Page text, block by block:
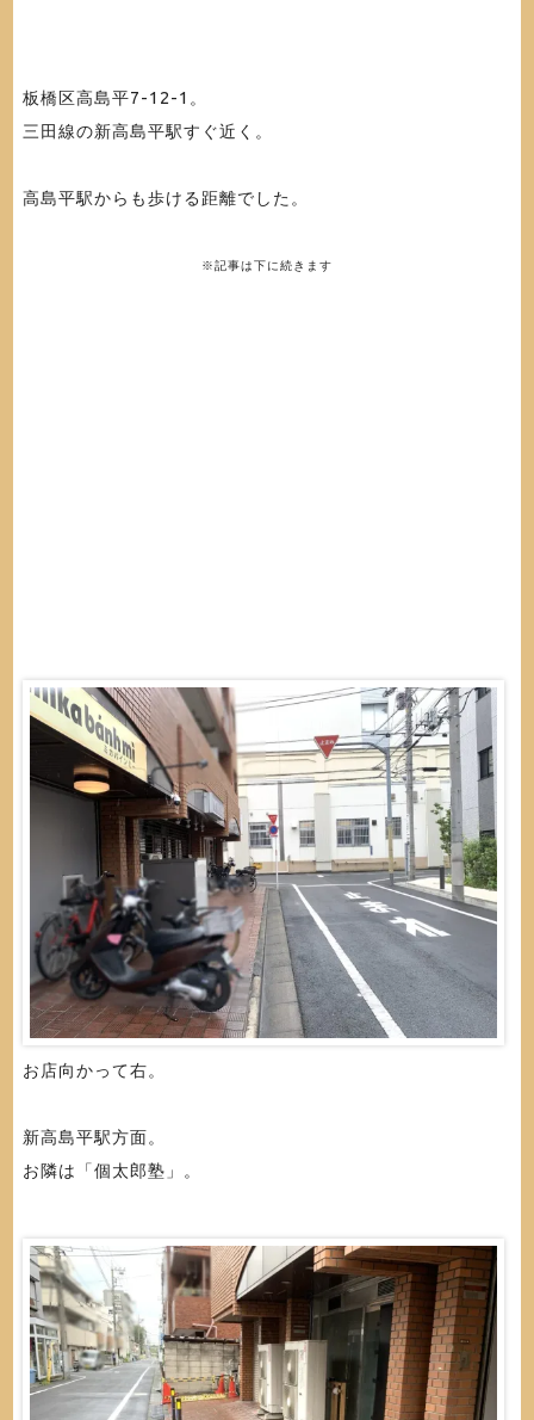
板橋区高島平7-12-1 。
三田線の新高島平駅すぐ近く。
高島平駅からも歩ける距離でした。
※記事は下に続きます
お店向かって右。
新高島平駅方面。
お隣は「個太郎塾」。